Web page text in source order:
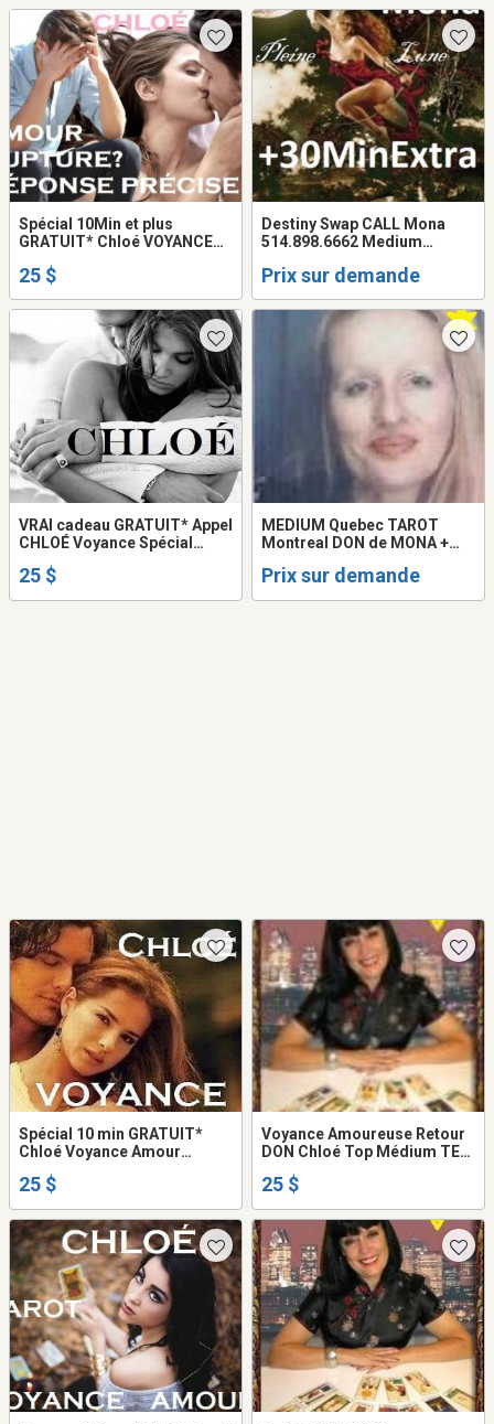
Spécial 10Min et plus
GRATUIT* Chloé VOYANCE
25 $
Destiny Swap CALL Mona
514.898.6662 Medium
Reading
Prix sur demande
VRAI cadeau GRATUIT* Appel
CHLOÉ Voyance Spécial
couple Prédictions 2026
25 $
MEDIUM Quebec TAROT
Montreal DON de MONA +
TAROT LOVE PSYCHIC
Prix sur demande
Spécial 10 min GRATUIT*
Chloé Voyance Amour
Vérité Réponse CLAIRE en
25 $
Voyance Amoureuse Retour
DON Chloé Top Médium TEL:
25 $